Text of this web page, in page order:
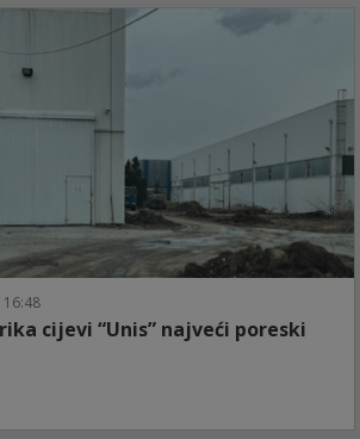
16:48
cijevi “Unis” najveći poreski